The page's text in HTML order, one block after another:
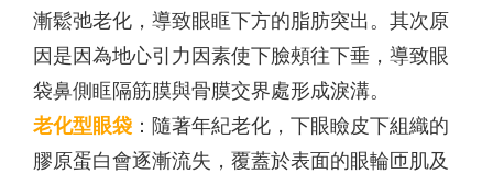
漸鬆弛老化，導致眼眶下方的脂肪突出。其次原
因是因為地心引力因素使下臉頰往下垂，導致眼
袋鼻側眶隔筋膜與骨膜交界處形成淚溝。
老化型眼袋 ：隨著年紀老化，下眼瞼皮下組織的
膠原蛋白會逐漸流失，覆蓋於表面的眼輪匝肌及